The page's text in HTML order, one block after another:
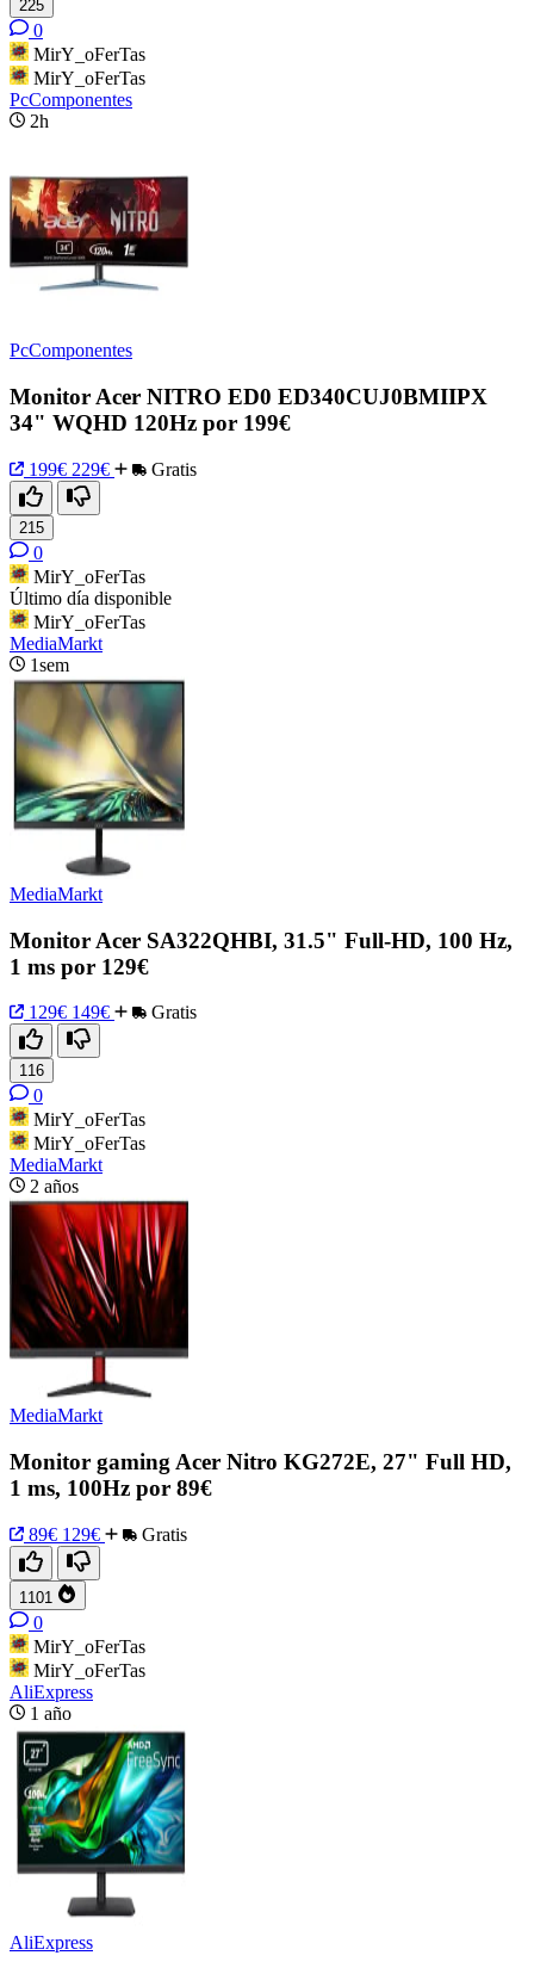
225
0
MirY_oFerTas
MirY_oFerTas
PcComponentes
2h
PcComponentes
Monitor Acer NITRO ED0 ED340CUJ0BMIIPX
34" WQHD 120Hz por 199€
199€ 229€ Gratis
215
0
MirY_oFerTas
Último día disponible
MirY_oFerTas
MediaMarkt
1sem
MediaMarkt
Monitor Acer SA322QHBI, 31.5" Full-HD, 100 Hz,
1 ms por 129€
129€ 149€ Gratis
116
0
MirY_oFerTas
MirY_oFerTas
MediaMarkt
2 años
MediaMarkt
Monitor gaming Acer Nitro KG272E, 27" Full HD,
1 ms, 100Hz por 89€
89€ 129€ Gratis
1101
0
MirY_oFerTas
MirY_oFerTas
AliExpress
1 año
AliExpress